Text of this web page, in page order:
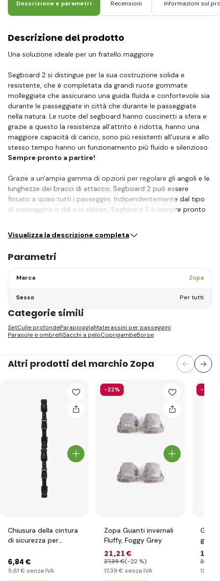
Descrizione e parametri Recensioni Informazioni sul
Descrizione del prodotto
Una soluzione ideale per un fratello maggiore
Segboard 2 si distingue per la sua costruzione solida e
resistente, che è completata da grandi ruote gommate
molleggiate che assicurano una guida fluida e confortevole sia
durante le passeggiate in città che durante le passeggiate
nella natura. Le ruote del segboard hanno cuscinetti a sfera e
grazie a questo la resistenza all'attrito è ridotta, hanno una
maggiore capacità di carico, sono più resistenti all'usura e allo
stesso tempo hanno un funzionamento più fluido e silenzioso.
Sempre pronto a partire!
Grazie a un'ampia gamma di opzioni per regolare gli angoli e le
lunghezze dei bracci di attacco, Segboard 2 può essere
fissato a quasi tutti i passeggini. Indipendentemente dal tipo
di passeggino o dal suo design, Segboard 2 è sempre pronto
Visualizza la descrizione completa
Parametri
Marca Zopa
Sesso Per tutti
Categorie simili
SetCulle profondeParapioggiaMaterassini per passeggini
Parasole e ombrelliSacchi a peloCoprigambeBorse
Altri prodotti del marchio Zopa
Chiusura della cintura
di sicurezza per
DELUXE, Nero
6,84 €
5,61 € senza IVA
-22%
Zopa Guanti invernali
Fluffy, Foggy Grey
21,21 €
27,35 €(-22 %)
17,39 € senza IVA
-26%
grigi
16
22
13